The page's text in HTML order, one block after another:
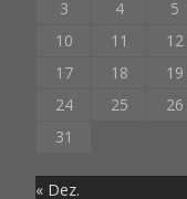
3
4 5
10
11 12
17
18 19
24
25 26
31
« Dez.